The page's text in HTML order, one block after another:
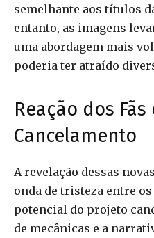
semelhante aos títulos
entanto, as imagens
uma abordagem mais
poderia ter atraído
Reação dos
Cancelamento
A revelação dessas
onda de tristeza entre
potencial do projeto
de mecânicas e a